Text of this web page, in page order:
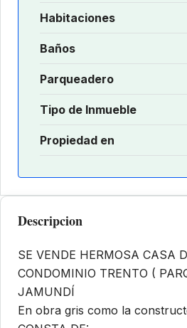
Habitaciones
Baños
Parqueadero
Tipo de Inmueble
Propiedad en
Descripcion
SE VENDE HERMOSA CASA
CONDOMINIO TRENTO (
JAMUNDÍ
En obra gris como la